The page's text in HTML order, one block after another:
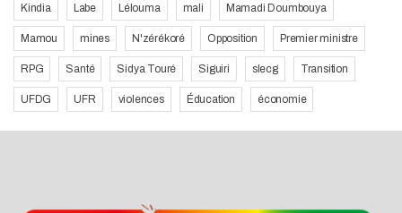
Kindia Labe Lélouma mali Mamadi Doumbouya
Mamou mines N'zérékoré Opposition Premier ministre
RPG Santé Sidya Touré Siguiri slecg Transition
UFDG UFR violences Éducation économie